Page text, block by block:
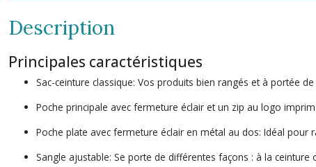
Description
Principales caractéristiques
Sac-ceinture classique: Vos produits bien rangés et à portée
Poche principale avec fermeture éclair et un zip au logo
Poche plate avec fermeture éclair en métal au dos: Idéal
Sangle ajustable: Se porte de différentes façons : à la ceinture